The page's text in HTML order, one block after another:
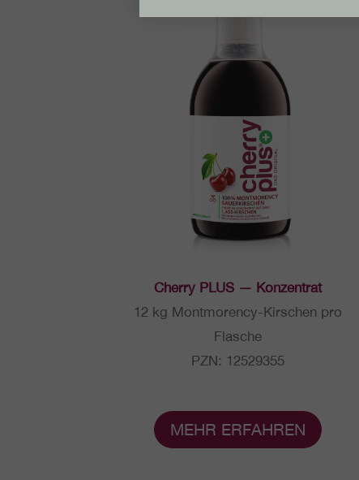
Cherry PLUS — Konzentrat
12 kg Mont­mo­ren­cy-Kir­schen pro
Flasche
PZN: 12529355
MEHR ERFAH­REN